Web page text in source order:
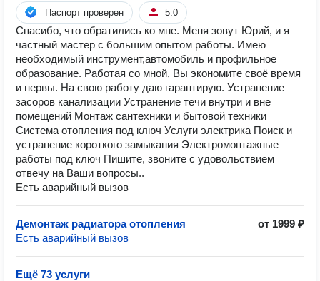
Паспорт проверен 5.0
Спасибо, что обратились ко мне. Меня зовут Юрий, и я
частный мастер с большим опытом работы. Имею
необходимый инструмент,автомобиль и профильное
образование. Работая со мной, Вы экономите своё время
и нервы. На свою работу даю гарантирую. Устранение
засоров канализации Устранение течи внутри и вне
помещений Монтаж сантехники и бытовой техники
Система отопления под ключ Услуги электрика Поиск и
устранение короткого замыкания Электромонтажные
работы под ключ Пишите, звоните с удовольствием
отвечу на Ваши вопросы..
Есть аварийный вызов
Демонтаж радиатора отопления
от 1999 ₽
Есть аварийный вызов
Ещё 73 услуги